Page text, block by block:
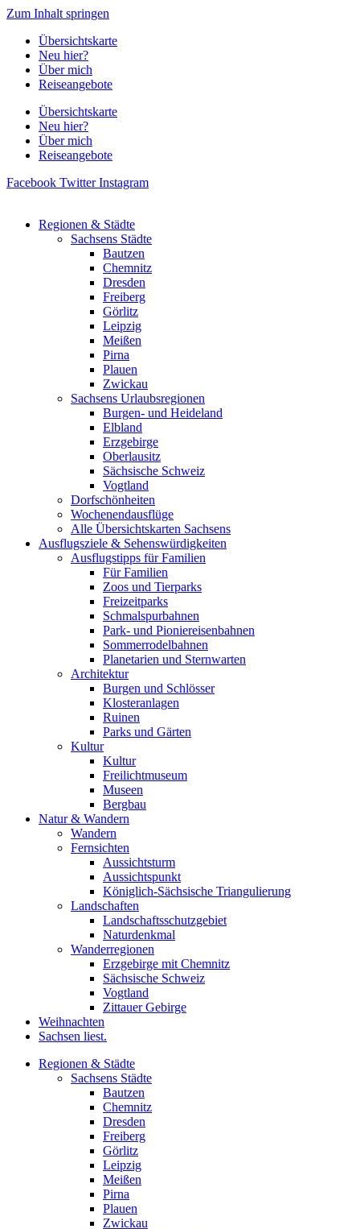
Zum Inhalt springen
Übersichtskarte
Neu hier?
Über mich
Reiseangebote
Übersichtskarte
Neu hier?
Über mich
Reiseangebote
Facebook Twitter Instagram
Regionen & Städte
Sachsens Städte
Bautzen
Chemnitz
Dresden
Freiberg
Görlitz
Leipzig
Meißen
Pirna
Plauen
Zwickau
Sachsens Urlaubsregionen
Burgen- und Heideland
Elbland
Erzgebirge
Oberlausitz
Sächsische Schweiz
Vogtland
Dorfschönheiten
Wochenendausflüge
Alle Übersichtskarten Sachsens
Ausflugsziele & Sehenswürdigkeiten
Ausflugstipps für Familien
Für Familien
Zoos und Tierparks
Freizeitparks
Schmalspurbahnen
Park- und Pioniereisenbahnen
Sommerrodelbahnen
Planetarien und Sternwarten
Architektur
Burgen und Schlösser
Klosteranlagen
Ruinen
Parks und Gärten
Kultur
Kultur
Freilichtmuseum
Museen
Bergbau
Natur & Wandern
Wandern
Fernsichten
Aussichtsturm
Aussichtspunkt
Königlich-Sächsische Triangulierung
Landschaften
Landschaftsschutzgebiet
Naturdenkmal
Wanderregionen
Erzgebirge mit Chemnitz
Sächsische Schweiz
Vogtland
Zittauer Gebirge
Weihnachten
Sachsen liest.
Regionen & Städte
Sachsens Städte
Bautzen
Chemnitz
Dresden
Freiberg
Görlitz
Leipzig
Meißen
Pirna
Plauen
Zwickau